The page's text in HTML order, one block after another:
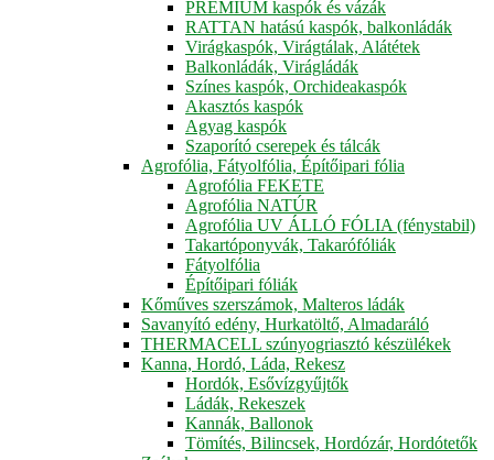
PRÉMIUM kaspók és vázák
RATTAN hatású kaspók, balkonládák
Virágkaspók, Virágtálak, Alátétek
Balkonládák, Virágládák
Színes kaspók, Orchideakaspók
Akasztós kaspók
Agyag kaspók
Szaporító cserepek és tálcák
Agrofólia, Fátyolfólia, Építőipari fólia
Agrofólia FEKETE
Agrofólia NATÚR
Agrofólia UV ÁLLÓ FÓLIA (fénystabil)
Takartóponyvák, Takarófóliák
Fátyolfólia
Építőipari fóliák
Kőműves szerszámok, Malteros ládák
Savanyító edény, Hurkatöltő, Almadaráló
THERMACELL szúnyogriasztó készülékek
Kanna, Hordó, Láda, Rekesz
Hordók, Esővízgyűjtők
Ládák, Rekeszek
Kannák, Ballonok
Tömítés, Bilincsek, Hordózár, Hordótetők